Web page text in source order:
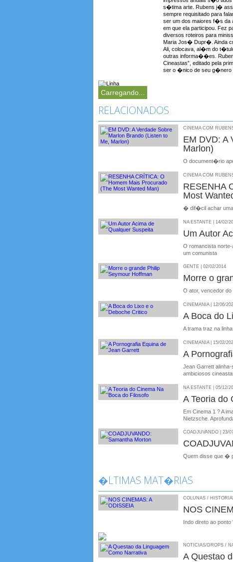
s�tima arte. Rubens j�
sempre requisitado para
ser um dos maiores f�s da
em que ela participou. Fez
diversos roteiros para
Maria Jos� Dupr�. Ainda
Ali, colocava, al�m do
outras informa��es.
Cineastas”, editado pela
ser o �nico de seu g�nero
Carregando...
RELACIONADOS
CINEMA COM
EM DVD: A
Marlon)
O document�rio
CINEMA COM
RESENHA
Most
� dif�cil achar uma
NA ESTANTE | 14/02/
Um Autor
O romancista
um comunista
GENTE | 02/02/2014
Morre o
O ator, vencedor
CINEMANIA | 12/06/
A Boca do
A trama traz na
CINEMANIA | 15/02/
A
Jean Garrett alinha-
ambiciosos
NA ESTANTE | 05/12/
A Teoria do
Em Cinema 1 ? A
Nietzsche.
COADJUVANDO | 23/
Quem disse que �
�LTIMAS MAT�RIAS
COLUNAS /
NOS
Indo direto ao ponto
NOTICIAS/DROPS /
A Questao